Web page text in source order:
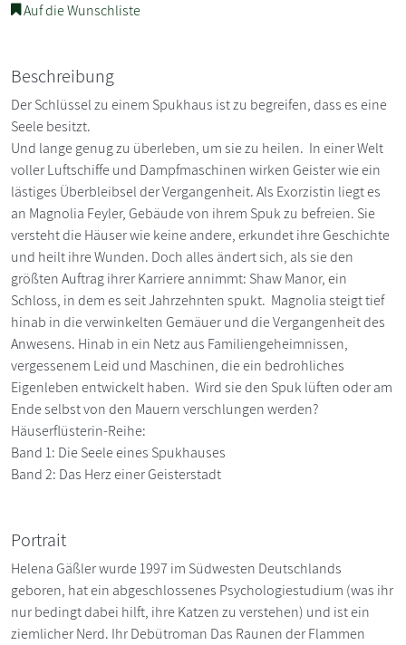
Auf die Wunschliste
Beschreibung
Der Schlüssel zu einem Spukhaus ist zu begreifen, dass es eine
Seele besitzt.
Und lange genug zu überleben, um sie zu heilen. In einer Welt
voller Luftschiffe und Dampfmaschinen wirken Geister wie ein
lästiges Überbleibsel der Vergangenheit. Als Exorzistin liegt es
an Magnolia Feyler, Gebäude von ihrem Spuk zu befreien. Sie
versteht die Häuser wie keine andere, erkundet ihre Geschichte
und heilt ihre Wunden. Doch alles ändert sich, als sie den
größten Auftrag ihrer Karriere annimmt: Shaw Manor, ein
Schloss, in dem es seit Jahrzehnten spukt. Magnolia steigt tief
hinab in die verwinkelten Gemäuer und die Vergangenheit des
Anwesens. Hinab in ein Netz aus Familiengeheimnissen,
vergessenem Leid und Maschinen, die ein bedrohliches
Eigenleben entwickelt haben. Wird sie den Spuk lüften oder am
Ende selbst von den Mauern verschlungen werden?
Häuserflüsterin-Reihe:
Band 1: Die Seele eines Spukhauses
Band 2: Das Herz einer Geisterstadt
Portrait
Helena Gäßler wurde 1997 im Südwesten Deutschlands
geboren, hat ein abgeschlossenes Psychologiestudium (was ihr
nur bedingt dabei hilft, ihre Katzen zu verstehen) und ist ein
ziemlicher Nerd. Ihr Debütroman Das Raunen der Flammen